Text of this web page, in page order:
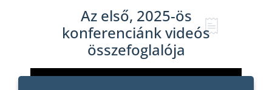
Az első, 2025-ös
konferenciánk videós
összefoglalója